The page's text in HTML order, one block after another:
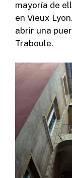
mayoría de
en Vieux
abrir una
Traboule.